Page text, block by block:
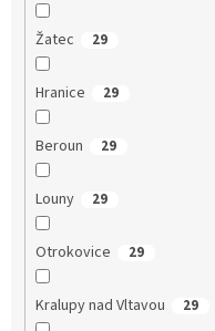
Žatec 29
Hranice 29
Beroun 29
Louny 29
Otrokovice 29
Kralupy nad Vltavou 29